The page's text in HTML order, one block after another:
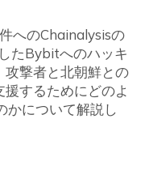
へのChainalysisの
たBybitへのハッキ
攻撃者と北朝鮮との
するためにどのよ
かについて解説し